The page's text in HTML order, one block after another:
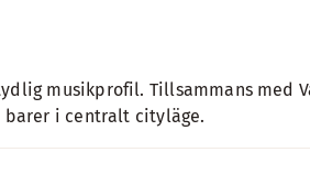
musikprofil. Tillsammans med
barer i centralt cityläge.